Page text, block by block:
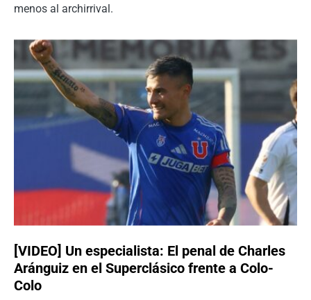
menos al archirrival.
[VIDEO] Un especialista: El penal de Charles
Aránguiz en el Superclásico frente a Colo-
Colo